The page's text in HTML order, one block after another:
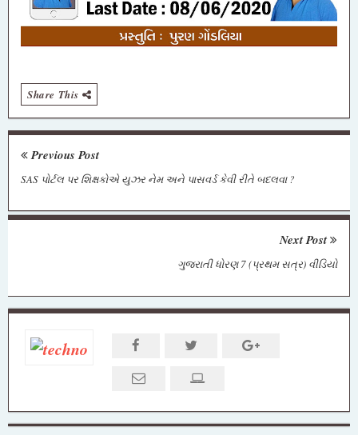
Share This
Previous Post
SAS પોર્ટલ પર શિક્ષકોએ યુઝર નેમ અને પાસવર્ડ કેવી રીતે બદલવા ?
Next Post
ગુજરાતી ધોરણ 7 (પ્રથમ સત્ર) વીડિયો